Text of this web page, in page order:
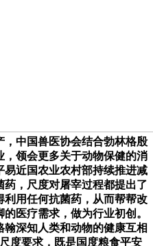
中国兽医协会结合勃林格殷
领会更多关于动物保健的消
近国农业农村部持续推进减
，尺度对屠宰过程都提出了
用任何抗菌药，从而帮帮改
医疗需求，做为行业初创。
翰深知人类和动物的健康互相
度要求，既是国度粮食平安